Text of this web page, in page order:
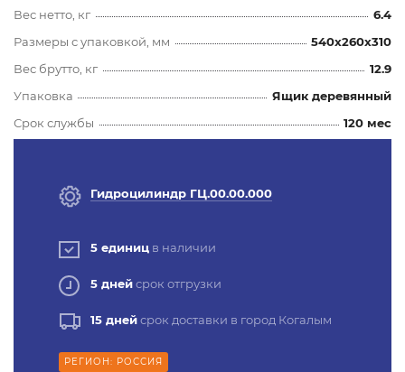
Вес нетто, кг
6.4
Размеры с упаковкой, мм
540x260x310
Вес брутто, кг
12.9
Упаковка
Ящик деревянный
Срок службы
120 мес
Гидроцилиндр ГЦ.00.00.000
5 единиц в наличии
5 днейсрок отгрузки
15 днейсрок доставки в город Когалым
РЕГИОН: РОССИЯ